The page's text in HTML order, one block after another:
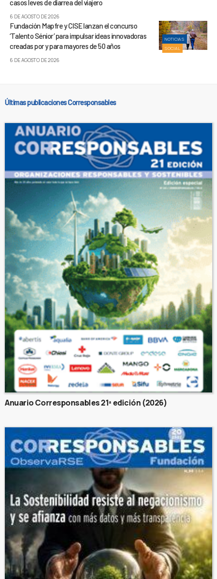
casos leves de diarrea del viajero
6 DE AGOSTO DE 2026
NOTICIAS
SOCIAL
Fundación Mapfre y CISE lanzan el concurso
‘Talento Sénior’ para impulsar ideas innovadoras
creadas por y para mayores de 50 años
6 DE AGOSTO DE 2026
Últimas publicaciones Corresponsables
Anuario Corresponsables 21ª edición (2026)